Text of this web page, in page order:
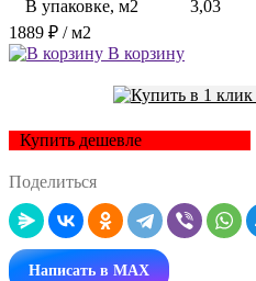
В упаковке, м2
3,03
1889 ₽ / м2
В корзину
Купить дешевле
Поделиться
Написать в MAX